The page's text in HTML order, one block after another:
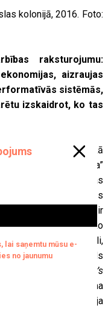
kolonijā, 2016. Foto:
raksturojumu:
aizraujas
sistēmās,
izskaidrot, ko tas
pozīcijas, kā
“Visi lasa”
horizontālās lasīšanas
ideja, horizontālās
“Lasīšana vienmēr ir
dalībnieks kaut ko
vai sacerētu dzejoli,
tēmu. Lai arī šāds
stūrīti (
Speaker’s
pasākuma
daudzveidīga kolekcija